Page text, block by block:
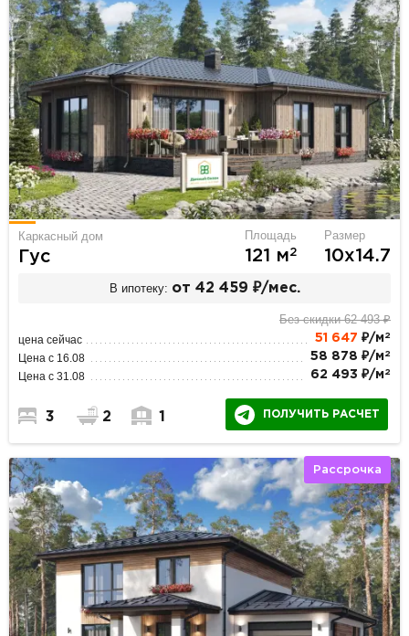
Каркасный дом
Гус
Площадь
121 м2
Размер
10х14.7
В ипотеку: от 42 459 ₽/мес.
Без скидки 62 493 ₽
цена сейчас 51 647 ₽/м 2
Цена с 16.08 58 878 ₽/м 2
Цена с 31.08 62 493 ₽/м 2
3 2 1 ПОЛУЧИТЬ РАСЧЕТ
Рассрочка